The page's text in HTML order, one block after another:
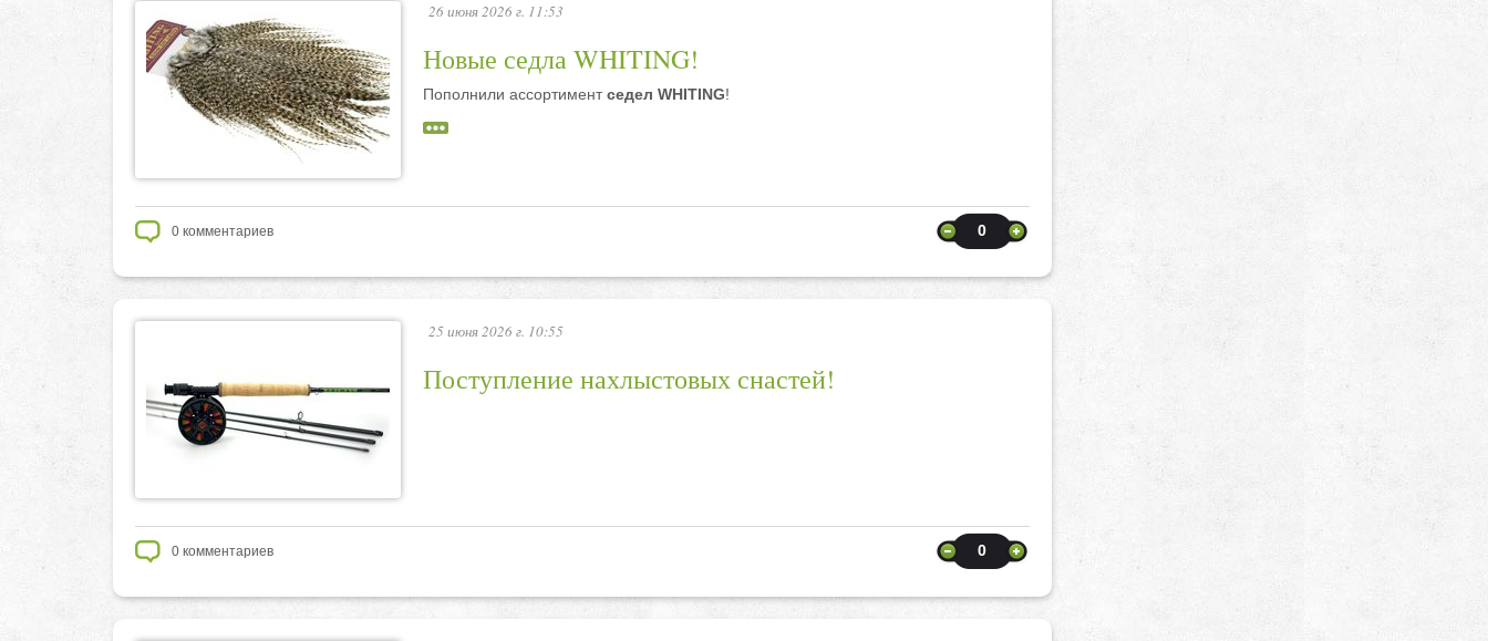
26 июня 2026 г. 11:53
Новые седла WHITING!
Пополнили ассортиментседел WHITING!
0 комментариев 0
25 июня 2026 г. 10:55
Поступление нахлыстовых снастей!
0 комментариев 0